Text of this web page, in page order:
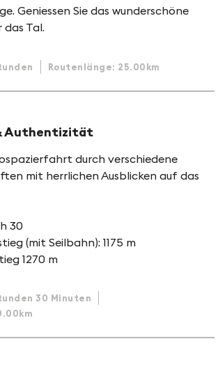
Geniessen Sie das wunderschöne
das Tal.
Routenlänge: 25.00km
Authentizität
durch verschiedene
mit herrlichen Ausblicken auf das
30
(mit Seilbahn): 1175 m
1270 m
30 Minuten